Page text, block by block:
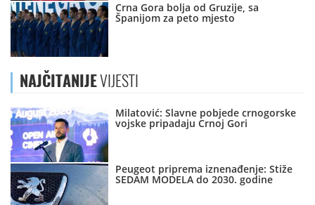
Crna Gora bolja od Gruzije, sa
Španijom za peto mjesto
NAJČITANIJEVIJESTI
Milatović: Slavne pobjede crnogorske
vojske pripadaju Crnoj Gori
Peugeot priprema iznenađenje: Stiže
SEDAM MODELA do 2030. godine